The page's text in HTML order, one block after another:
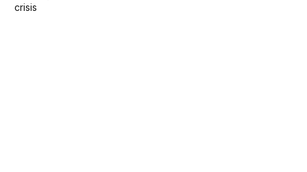
crisis